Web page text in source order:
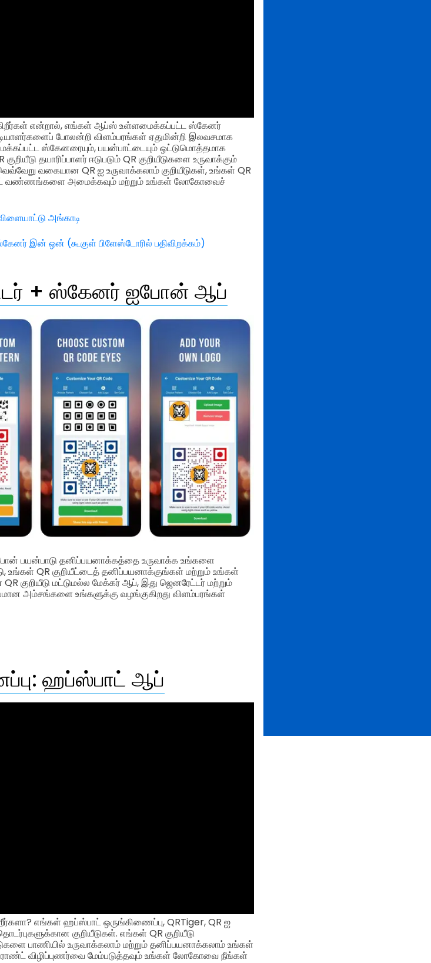
என்றால், எங்கள் ஆப்ஸ் உள்ளமைக்கப்பட்ட ஸ்கேனர்
போலன்றி விளம்பரங்கள் ஏதுமின்றி இலவசமாக
ஸ்கேனரையும், பயன்பாட்டையும் ஒட்டுமொத்தமாக
தயாரிப்பாளர் ஈடுபடும் QR குறியீடுகளை உருவாக்கும்
வகையான QR ஐ உருவாக்கலாம் குறியீடுகள், உங்கள் QR
வண்ணங்களை அமைக்கவும் மற்றும் உங்கள் லோகோவைச்
அங்காடி
இன் ஒன் (கூகுள் பிளேஸ்டோரில் பதிவிறக்கம்)
+ ஸ்கேனர் ஐபோன் ஆப்
பயன்பாடு தனிப்பயனாக்கத்தை உருவாக்க உங்களை
உங்கள் QR குறியீட்டைத் தனிப்பயனாக்குங்கள் மற்றும் உங்கள்
குறியீடு மட்டுமல்ல மேக்கர் ஆப், இது ஜெனரேட்டர் மற்றும்
அம்சங்களை உங்களுக்கு வழங்குகிறது விளம்பரங்கள்
ஹப்ஸ்பாட் ஆப்
எங்கள் ஹப்ஸ்பாட் ஒருங்கிணைப்பு, QRTiger, QR ஐ
குறியீடுகள். எங்கள் QR குறியீடு
பாணியில் உருவாக்கலாம் மற்றும் தனிப்பயனாக்கலாம் உங்கள்
விழிப்புணர்வை மேம்படுத்தவும் உங்கள் லோகோவை நீங்கள்